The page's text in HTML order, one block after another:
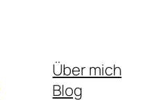
Über mich
Blog